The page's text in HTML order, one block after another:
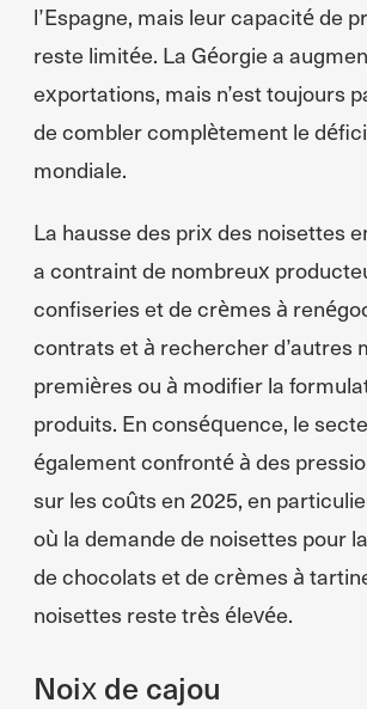
l’Espagne, mais leur capacité de
reste limitée. La Géorgie a
exportations, mais n’est toujours
de combler complètement le
mondiale.
La hausse des prix des noisettes
a contraint de nombreux
confiseries et de crèmes à
contrats et à rechercher d’autres
premières ou à modifier la
produits. En conséquence, le
également confronté à des
sur les coûts en 2025, en
où la demande de noisettes pour
de chocolats et de crèmes à
noisettes reste très élevée.
Noix de cajou